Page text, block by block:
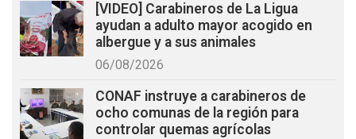
[VIDEO] Carabineros de La Ligua
ayudan a adulto mayor acogido en
albergue y a sus animales
06/08/2026
CONAF instruye a carabineros de
ocho comunas de la región para
controlar quemas agrícolas